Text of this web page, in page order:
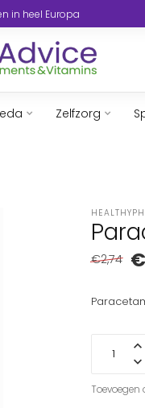
in heel Europa
Zelfzorg
€2,74
Toevoegen